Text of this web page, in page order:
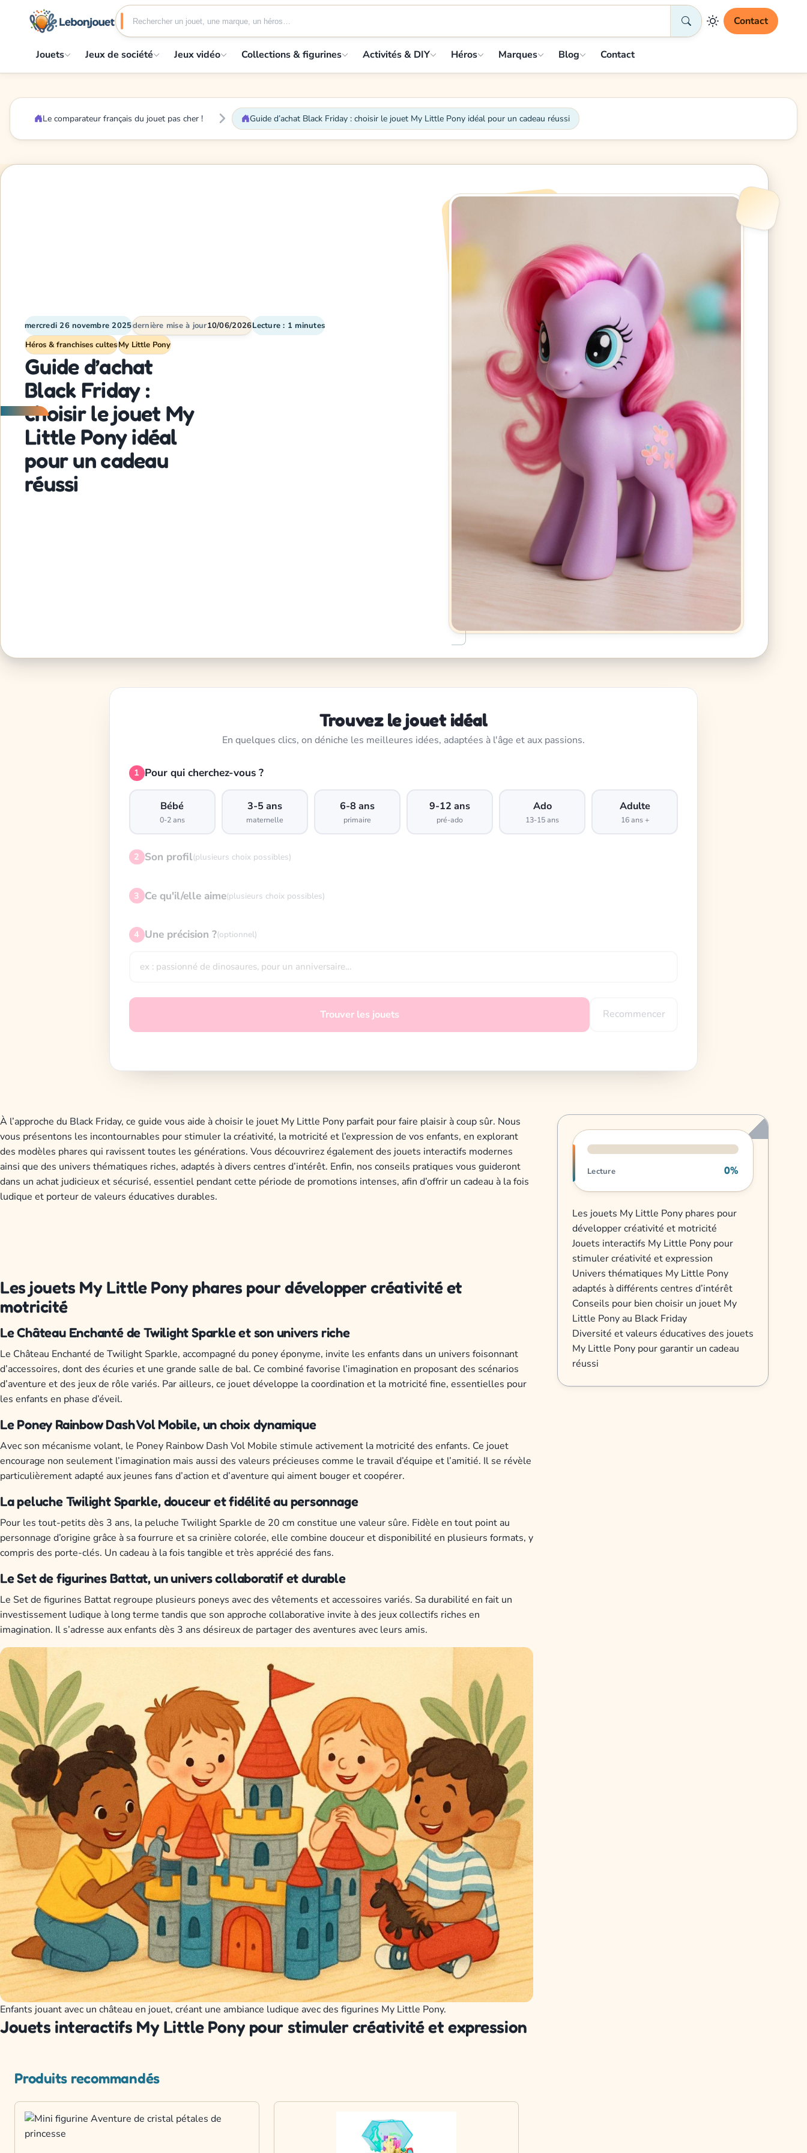
Contact
Jouets Jeux de société Jeux vidéo Collections & figurines Activités & DIY Héros Marques Blog Contact
Le comparateur français du jouet pas cher ! Guide d’achat Black Friday : choisir le jouet My Little Pony idéal pour un cadeau réussi
mercredi 26 novembre 2025dernière mise à jour10/06/2026Lecture : 1 minutes
Héros & franchises cultesMy Little Pony
Guide d’achat
Black Friday :
choisir le jouet My
Little Pony idéal
pour un cadeau
réussi
Trouvez le jouet idéal
En quelques clics, on déniche les meilleures idées, adaptées à l'âge et aux passions.
1 Pour qui cherchez-vous ?
Bébé
0-2 ans
3-5 ans
maternelle
6-8 ans
primaire
9-12 ans
pré-ado
Ado
13-15 ans
Adulte
16 ans +
2 Son profil(plusieurs choix possibles)
3 Ce qu'il/elle aime(plusieurs choix possibles)
4 Une précision ?(optionnel)
Trouver les jouets Recommencer
À l’approche du Black Friday, ce guide vous aide à choisir le jouet My Little Pony parfait pour faire plaisir à coup sûr. Nous
vous présentons les incontournables pour stimuler la créativité, la motricité et l’expression de vos enfants, en explorant
des modèles phares qui ravissent toutes les générations. Vous découvrirez également des jouets interactifs modernes
ainsi que des univers thématiques riches, adaptés à divers centres d’intérêt. Enfin, nos conseils pratiques vous guideront
dans un achat judicieux et sécurisé, essentiel pendant cette période de promotions intenses, afin d’offrir un cadeau à la fois
ludique et porteur de valeurs éducatives durables.
Les jouets My Little Pony phares pour développer créativité et
motricité
Le Château Enchanté de Twilight Sparkle et son univers riche
Le Château Enchanté de Twilight Sparkle, accompagné du poney éponyme, invite les enfants dans un univers foisonnant
d’accessoires, dont des écuries et une grande salle de bal. Ce combiné favorise l’imagination en proposant des scénarios
d’aventure et des jeux de rôle variés. Par ailleurs, ce jouet développe la coordination et la motricité fine, essentielles pour
les enfants en phase d’éveil.
Le Poney Rainbow Dash Vol Mobile, un choix dynamique
Avec son mécanisme volant, le Poney Rainbow Dash Vol Mobile stimule activement la motricité des enfants. Ce jouet
encourage non seulement l’imagination mais aussi des valeurs précieuses comme le travail d’équipe et l’amitié. Il se révèle
particulièrement adapté aux jeunes fans d’action et d’aventure qui aiment bouger et coopérer.
La peluche Twilight Sparkle, douceur et fidélité au personnage
Pour les tout-petits dès 3 ans, la peluche Twilight Sparkle de 20 cm constitue une valeur sûre. Fidèle en tout point au
personnage d’origine grâce à sa fourrure et sa crinière colorée, elle combine douceur et disponibilité en plusieurs formats, y
compris des porte-clés. Un cadeau à la fois tangible et très apprécié des fans.
Le Set de figurines Battat, un univers collaboratif et durable
Le Set de figurines Battat regroupe plusieurs poneys avec des vêtements et accessoires variés. Sa durabilité en fait un
investissement ludique à long terme tandis que son approche collaborative invite à des jeux collectifs riches en
imagination. Il s’adresse aux enfants dès 3 ans désireux de partager des aventures avec leurs amis.
Enfants jouant avec un château en jouet, créant une ambiance ludique avec des figurines My Little Pony.
Jouets interactifs My Little Pony pour stimuler créativité et expression
Produits recommandés
Progression de lecture
Lecture 0%
Les jouets My Little Pony phares pour
développer créativité et motricité
Jouets interactifs My Little Pony pour
stimuler créativité et expression
Univers thématiques My Little Pony
adaptés à différents centres d’intérêt
Conseils pour bien choisir un jouet My
Little Pony au Black Friday
Diversité et valeurs éducatives des jouets
My Little Pony pour garantir un cadeau
réussi